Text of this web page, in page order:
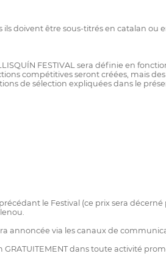
doivent être sous-titrés en catalan
FESTIVAL sera définie en
compétitives seront créées, mais
de sélection expliquées dans le
le Festival (ce prix sera
via les canaux de
dans toute activité